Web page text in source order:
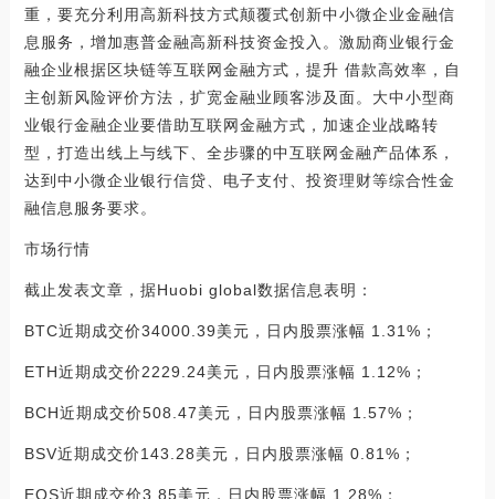
重，要充分利用高新科技方式颠覆式创新中小微企业金融信
息服务，增加惠普金融高新科技资金投入。激励商业银行金
融企业根据区块链等互联网金融方式，提升 借款高效率，自
主创新风险评价方法，扩宽金融业顾客涉及面。大中小型商
业银行金融企业要借助互联网金融方式，加速企业战略转
型，打造出线上与线下、全步骤的中互联网金融产品体系，
达到中小微企业银行信贷、电子支付、投资理财等综合性金
融信息服务要求。
市场行情
截止发表文章，据Huobi global数据信息表明：
BTC近期成交价34000.39美元，日内股票涨幅 1.31%；
ETH近期成交价2229.24美元，日内股票涨幅 1.12%；
BCH近期成交价508.47美元，日内股票涨幅 1.57%；
BSV近期成交价143.28美元，日内股票涨幅 0.81%；
EOS近期成交价3.85美元，日内股票涨幅 1.28%；